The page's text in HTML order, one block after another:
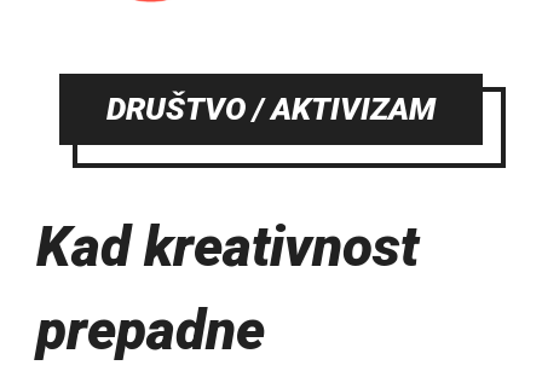
DRUŠTVO / AKTIVIZAM
Kad kreativnost
prepadne